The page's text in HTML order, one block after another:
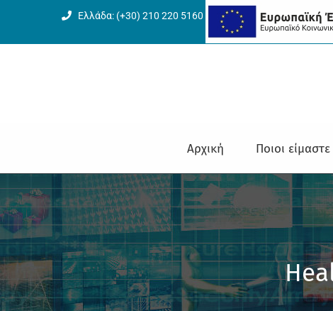
περιεχόμενο
Ελλάδα: (+30) 210 220 5160
Αρχική Ποιοι είμαστε